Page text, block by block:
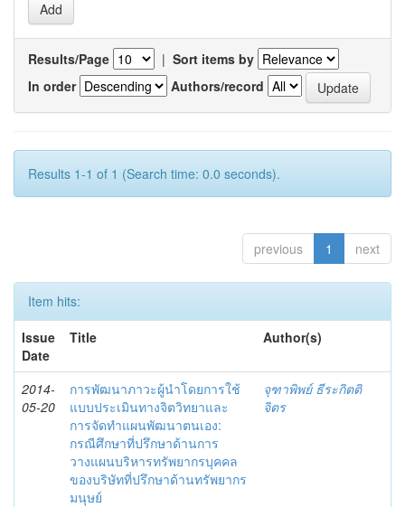
Results/Page | Sort items by
In order
Authors/record
Results 1-1 of 1 (Search time: 0.0 seconds).
previous 1 next
Item hits:
Issue
Date
Title Author(s)
2014-
05-20
การพัฒนาภาวะผู้นำโดยการใช้
แบบประเมินทางจิตวิทยาและ
การจัดทำแผนพัฒนาตนเอง:
กรณีศึกษาที่ปรึกษาด้านการ
วางแผนบริหารทรัพยากรบุคคล
ของบริษัทที่ปรึกษาด้านทรัพยากร
มนุษย์
จุฑาพิพย์ ธีระกิตติ
จิตร